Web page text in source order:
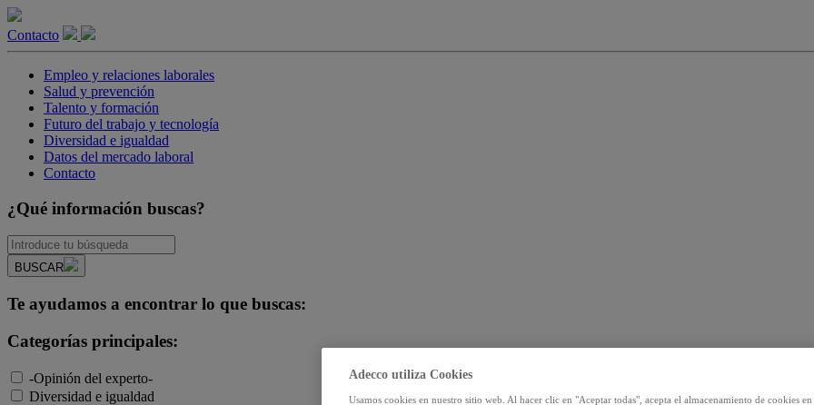
Contacto
Empleo y relaciones laborales
Salud y prevención
Talento y formación
Futuro del trabajo y tecnología
Diversidad e igualdad
Datos del mercado laboral
Contacto
¿Qué información buscas?
BUSCAR
Te ayudamos a encontrar lo que buscas:
Categorías principales:
-Opinión del experto-
Diversidad e igualdad
Adecco utiliza Cookies
Usamos cookies en nuestro sitio web. Al hacer clic en "Aceptar todas", acepta el almacenamiento de cookies